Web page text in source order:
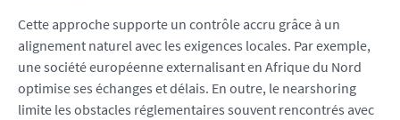
Cette approche supporte un contrôle accru grâce à un
alignement naturel avec les exigences locales. Par exemple,
une société européenne externalisant en Afrique du Nord
optimise ses échanges et délais. En outre, le nearshoring
limite les obstacles réglementaires souvent rencontrés avec